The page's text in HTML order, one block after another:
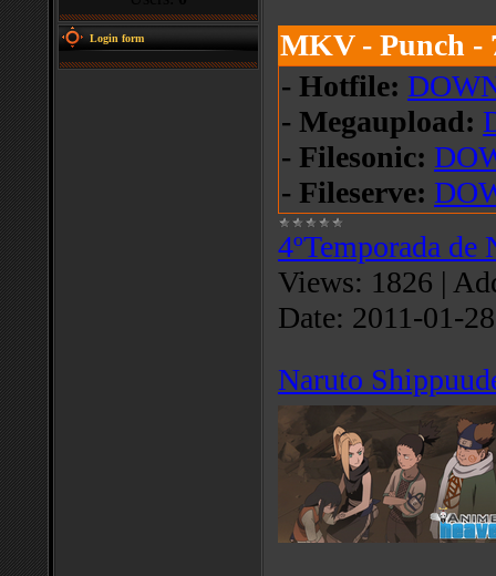
Login form
MKV - Punch -
- Hotfile:
- Megaupload:
- Filesonic:
- Fileserve:
4ºTemporada de
Views: 1826 |
Date: 2011-01-28
Naruto